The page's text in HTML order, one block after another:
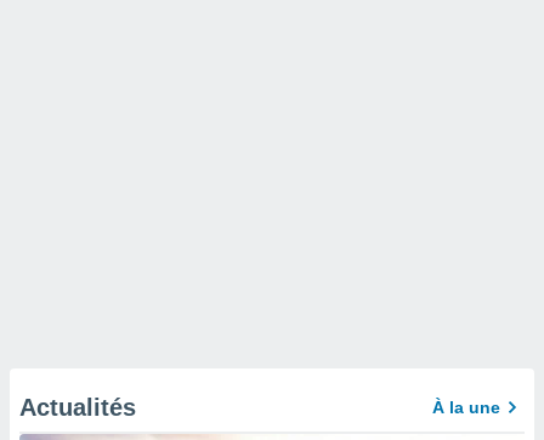
Actualités À la une